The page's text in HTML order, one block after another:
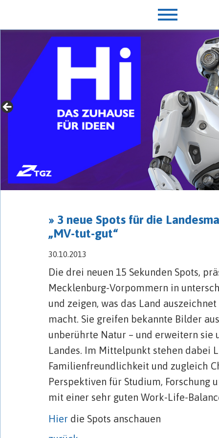
» Für Gründer mit Extras
► jetzt mehr erfahren
» 3 neue Spots für die
„MV-tut-gut“
30.10.2013
Die drei neuen 15 Sekunden Spots,
Mecklenburg-Vorpommern in
und zeigen, was das Land
macht. Sie greifen bekannte Bilder
unberührte Natur – und erweitern sie
Landes. Im Mittelpunkt stehen dabei
Familienfreundlichkeit und zugleich
Perspektiven für Studium, Forschung
mit einer sehr guten Work-Life-
Hier die Spots anschauen